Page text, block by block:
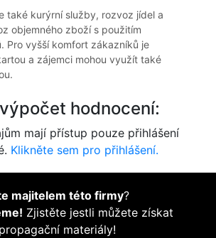
také kurýrní služby, rozvoz jídel a
objemného zboží s použitím
Pro vyšší komfort zákazníků je
a zájemci mohou využít také
hodnocení:
mají přístup pouze přihlášení
Klikněte sem pro přihlášení.
majitelem této firmy?
Zjistěte jestli můžete získat
propagační materiály!